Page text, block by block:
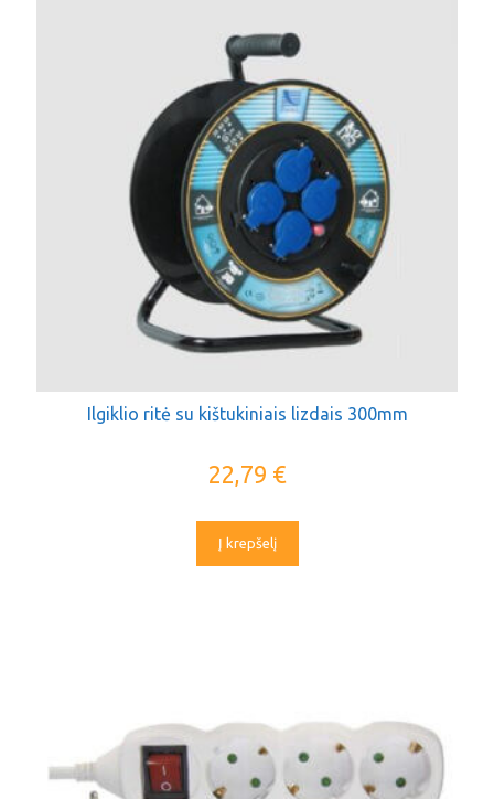
Ilgiklio ritė su kištukiniais lizdais 300mm
22,79 €
Į krepšelį